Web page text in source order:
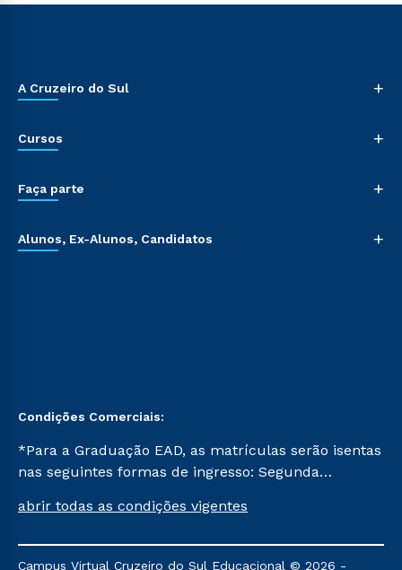
A Cruzeiro do Sul +
Cursos +
Faça parte +
Alunos, Ex-Alunos, Candidatos +
Condições Comerciais:
*Para a Graduação EAD, as matrículas serão isentas
nas seguintes formas de ingresso: Segunda
Já para as demais, a taxa de matrícula será de R$
mencionadas são referentes aos cursos: Ensino
abrir todas as condições vigentes
Campus Virtual Cruzeiro do Sul Educacional © 2026 -